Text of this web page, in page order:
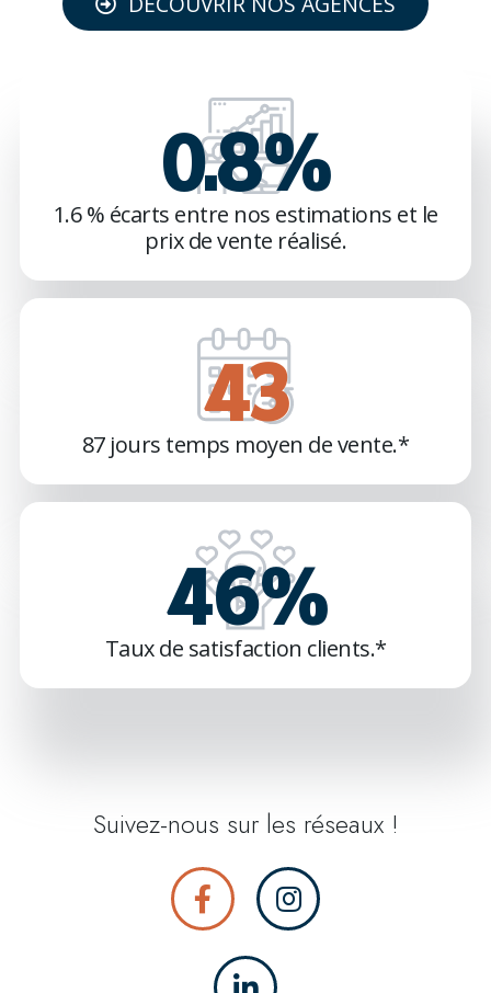
1.6%
1.6 % écarts entre nos estimations et le
prix de vente réalisé.
85
87 jours temps moyen de vente.*
91%
Taux de satisfaction clients.*
Suivez-nous sur les réseaux !